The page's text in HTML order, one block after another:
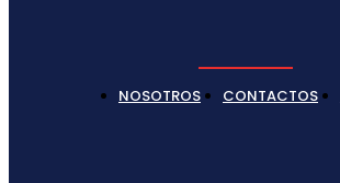
NOSOTROS CONTACTOS